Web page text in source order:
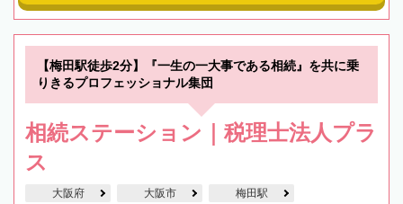
【梅田駅徒歩2分】『一生の一大事である相続』を共に乗
りきるプロフェッショナル集団
相続ステーション｜税理士法人プラ
ス
大阪府 大阪市 梅田駅